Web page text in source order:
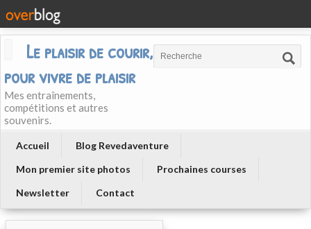
Le plaisir de courir, courir
pour vivre de plaisir
Mes entraînements,
compétitions et autres
souvenirs.
Accueil
Blog Revedaventure
Mon premier site photos
Prochaines courses
Newsletter
Contact